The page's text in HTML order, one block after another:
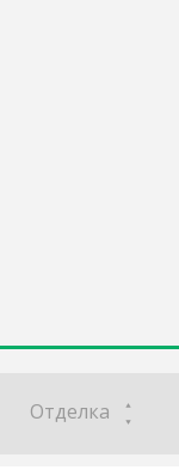
Отделка